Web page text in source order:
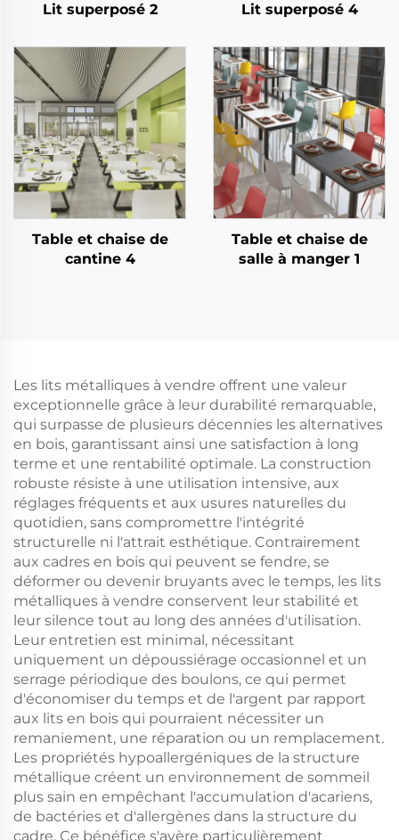
Lit superposé 2 Lit superposé 4
Table et chaise de
cantine 4
Table et chaise de
salle à manger 1
Les lits métalliques à vendre offrent une valeur
exceptionnelle grâce à leur durabilité remarquable,
qui surpasse de plusieurs décennies les alternatives
en bois, garantissant ainsi une satisfaction à long
terme et une rentabilité optimale. La construction
robuste résiste à une utilisation intensive, aux
réglages fréquents et aux usures naturelles du
quotidien, sans compromettre l'intégrité
structurelle ni l'attrait esthétique. Contrairement
aux cadres en bois qui peuvent se fendre, se
déformer ou devenir bruyants avec le temps, les lits
métalliques à vendre conservent leur stabilité et
leur silence tout au long des années d'utilisation.
Leur entretien est minimal, nécessitant
uniquement un dépoussiérage occasionnel et un
serrage périodique des boulons, ce qui permet
d'économiser du temps et de l'argent par rapport
aux lits en bois qui pourraient nécessiter un
remaniement, une réparation ou un remplacement.
Les propriétés hypoallergéniques de la structure
métallique créent un environnement de sommeil
plus sain en empêchant l'accumulation d'acariens,
de bactéries et d'allergènes dans la structure du
cadre. Ce bénéfice s'avère particulièrement